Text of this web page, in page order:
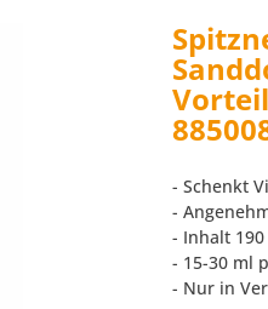
- Schenkt
-
- Inhalt
- 15-30 ml
- Nur in